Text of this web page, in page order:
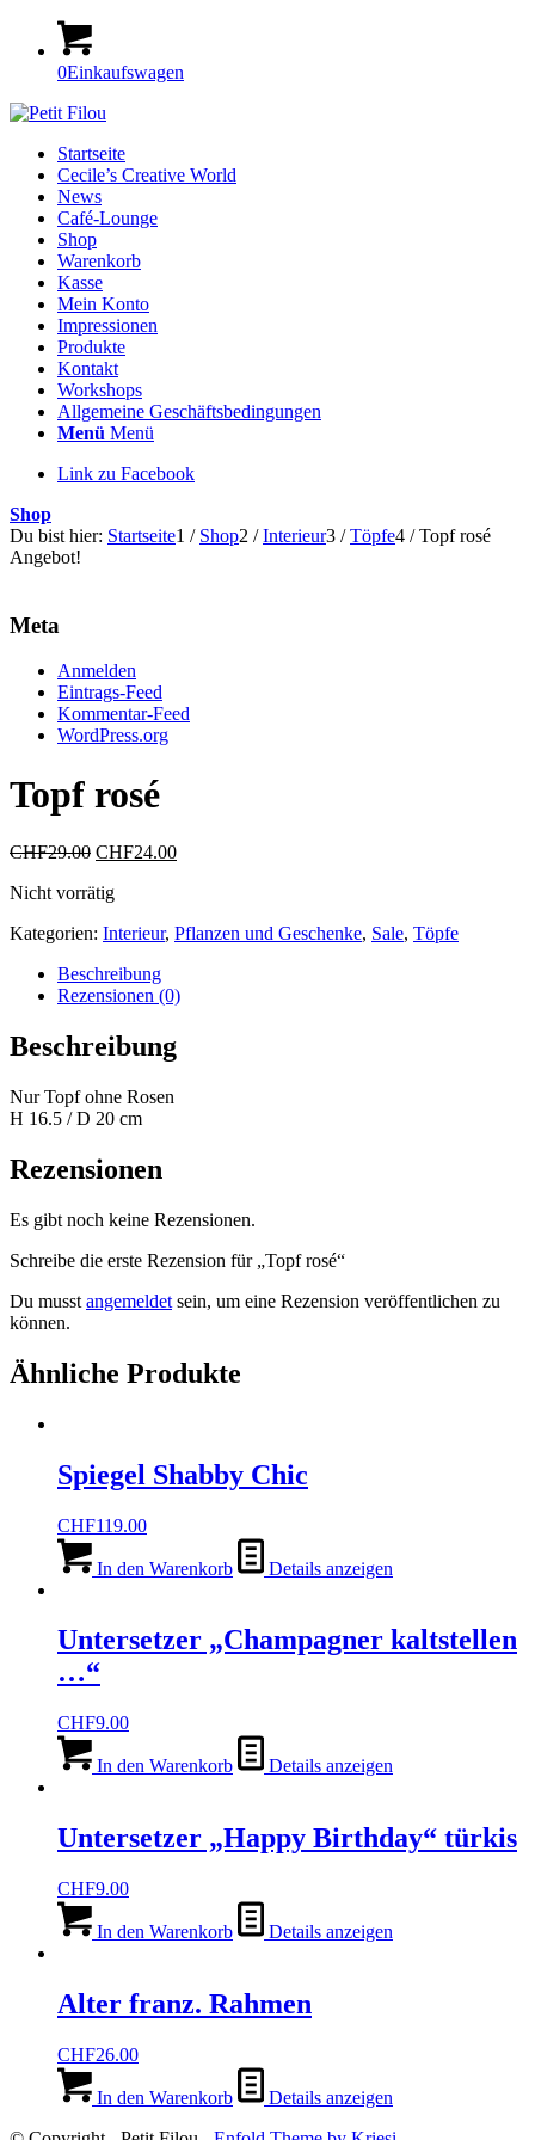
0Einkaufswagen
Startseite
Cecile’s Creative World
News
Café-Lounge
Shop
Warenkorb
Kasse
Mein Konto
Impressionen
Produkte
Kontakt
Workshops
Allgemeine Geschäftsbedingungen
Menü Menü
Link zu Facebook
Shop
Du bist hier: Startseite1 / Shop2 / Interieur3 / Töpfe4 / Topf rosé
Angebot!
Meta
Anmelden
Eintrags-Feed
Kommentar-Feed
WordPress.org
Topf rosé
CHF29.00 Ursprünglicher
war:
CHF24.00Aktueller
Nicht vorrätig
Kategorien: Interieur, Pflanzen und Geschenke, Sale, Töpfe
Beschreibung
Rezensionen (0)
Beschreibung
Nur Topf ohne Rosen
H 16.5 / D 20 cm
Rezensionen
Es gibt noch keine Rezensionen.
Schreibe die erste Rezension für „Topf rosé“
Du musst angemeldet sein, um eine Rezension veröffentlichen zu
können.
Ähnliche Produkte
Spiegel Shabby Chic
CHF119.00
In den Warenkorb Details anzeigen
Untersetzer „Champagner kaltstellen
…“
CHF9.00
In den Warenkorb Details anzeigen
Untersetzer „Happy Birthday“ türkis
CHF9.00
In den Warenkorb Details anzeigen
Alter franz. Rahmen
CHF26.00
In den Warenkorb
Details anzeigen